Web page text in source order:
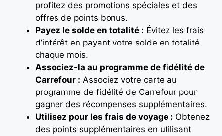
profitez des promotions spéciales et des
offres de points bonus.
Payez le solde en totalité : Évitez les frais
d’intérêt en payant votre solde en totalité
chaque mois.
Associez-la au programme de fidélité de
Carrefour : Associez votre carte au
programme de fidélité de Carrefour pour
gagner des récompenses supplémentaires.
Utilisez pour les frais de voyage : Obtenez
des points supplémentaires en utilisant